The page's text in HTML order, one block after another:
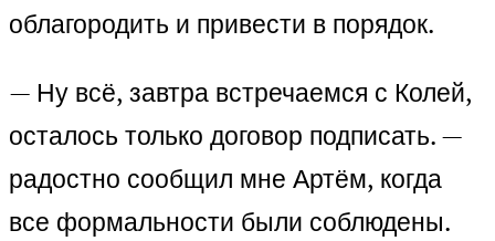
облагородить и привести в порядок.
— Ну всё, завтра встречаемся с Колей,
осталось только договор подписать. —
радостно сообщил мне Артём, когда
все формальности были соблюдены.